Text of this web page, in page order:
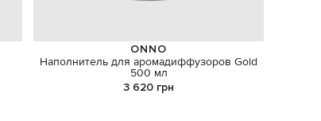
ONNO
Наполнитель для аромадиффузоров Gold
500 мл
3 620 грн